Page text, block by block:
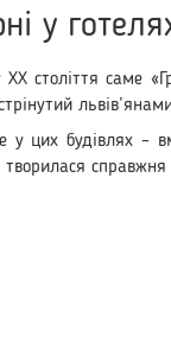
у
XX століття саме
у цих будівлях –
творилася